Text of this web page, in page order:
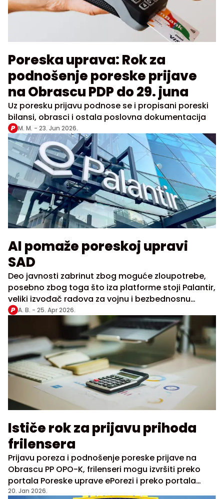
Poreska uprava: Rok za
podnošenje poreske prijave
na Obrascu PDP do 29. juna
Uz poresku prijavu podnose se i propisani poreski
bilansi, obrasci i ostala poslovna dokumentacija
M. M. - 23. Jun 2026.
AI pomaže poreskoj upravi
SAD
Deo javnosti zabrinut zbog moguće zloupotrebe,
posebno zbog toga što iza platforme stoji Palantir,
veliki izvođač radova za vojnu i bezbednosnu
zajednicu SAD
A. B. - 25. Apr 2026.
Ističe rok za prijavu prihoda
frilensera
Prijavu poreza i podnošenje poreske prijave na
Obrascu PP OPO-K, frilenseri mogu izvršiti preko
portala Poreske uprave ePorezi i preko portala
Frilenseri
20. Jan 2026.